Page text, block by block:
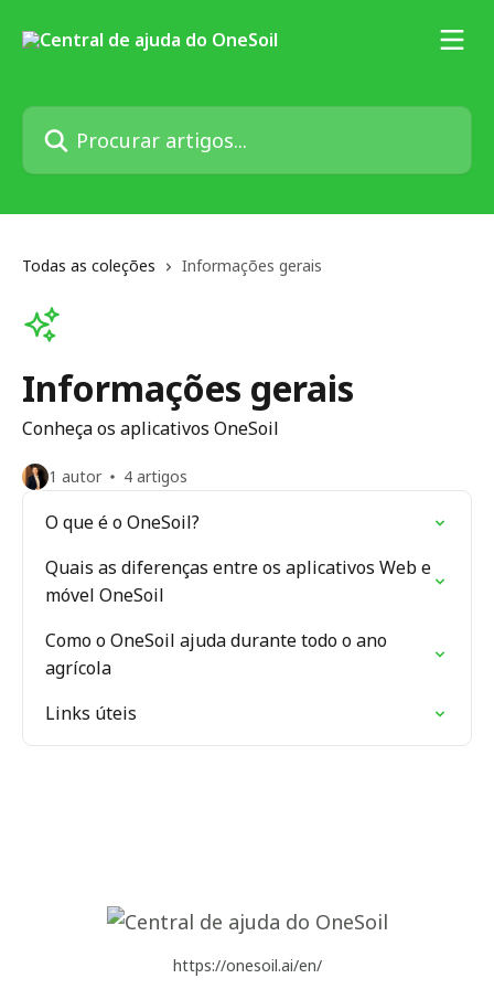
Procurar artigos...
Todas as coleções Informações gerais
Informações gerais
Conheça os aplicativos OneSoil
1 autor 4 artigos
O que é o OneSoil?
Quais as diferenças entre os aplicativos Web e
móvel OneSoil
Como o OneSoil ajuda durante todo o ano
agrícola
Links úteis
https://onesoil.ai/en/